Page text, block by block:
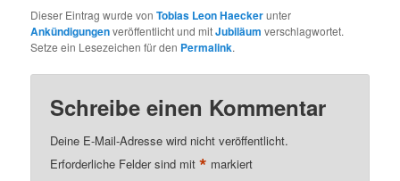
Dieser Eintrag wurde vonTobias Leon Haeckerunter
Ankündigungenveröffentlicht und mitJubiläum verschlagwortet.
Setze ein Lesezeichen für den Permalink.
Schreibe einen Kommentar
Deine E-Mail-Adresse wird nicht veröffentlicht.
Erforderliche Felder sind mit* markiert